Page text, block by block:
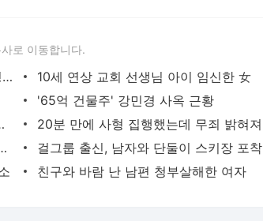
로 이동합니다.
살인마 부부 놀이방→고문실 개조, 女10명+친딸들 살해
10세 연상 교회 선생님 아이 임신한 女
'65억 건물주' 강민경 사옥 근황
녀배우 근황
20분 만에 사형 집행했는데 무죄 밝혀져
행동에 "XX 하지 마"
걸그룹 출신, 남자와 단둘이 스키장 포착
친구와 바람 난 남편 청부살해한 여자